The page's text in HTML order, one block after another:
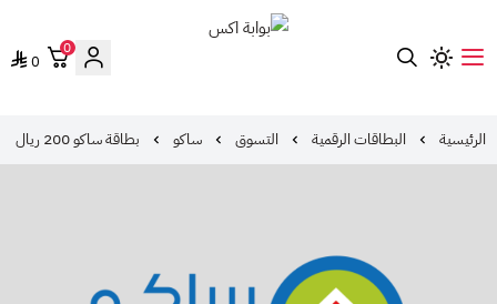
0
0
الرئيسية البطاقات الرقمية التسوق ساكو بطاقة ساكو 200 ريال